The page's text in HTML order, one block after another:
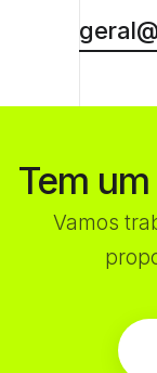
Tem
Vamos